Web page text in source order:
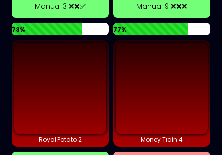
Manual 3 ❌❌✅
73%
Manual 9 ❌❌❌
77%
Royal Potato 2 Money Train 4